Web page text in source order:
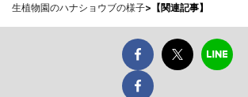
生植物園のハナショウブの様子> 【関連記事】